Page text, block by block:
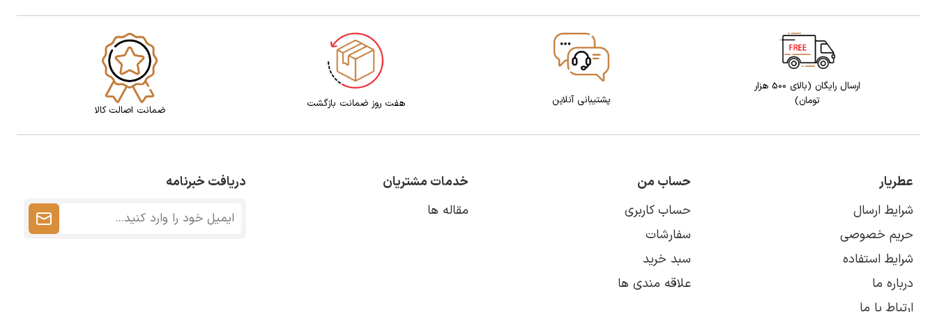
ارسال رایگان (بالای 500 هزار
تومان)
پشتیبانی آنلاین هفت روز ضمانت بازگشت
ضمانت اصالت کالا
عطریار
شرایط ارسال
حریم خصوصی
شرایط استفاده
درباره ما
ارتباط با ما
حساب من
حساب کاربری
سفارشات
سبد خرید
علاقه مندی ها
خدمات مشتریان
مقاله ها
دریافت خبرنامه